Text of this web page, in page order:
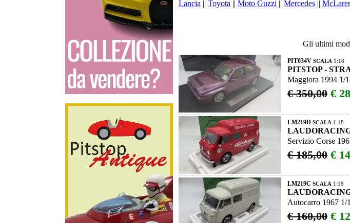
Lancia || Toyota || Moto Guzzi || Mercedes ||
Gli ultimi
PIT034V SCALA 1:18
PITSTOP -
Maggiora 1994 1/
€ 350,00 €
LM219D SCALA 1:18
Servizio Corse
€ 185,00 €
LM219C SCALA 1:18
Autocarro 1967 1/
€ 160,00 €